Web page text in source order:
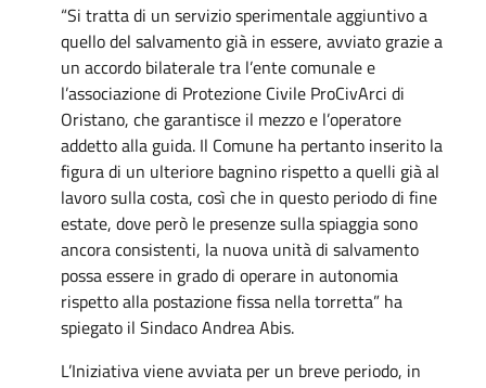
“Si tratta di un servizio sperimentale aggiuntivo a
quello del salvamento già in essere, avviato grazie a
un accordo bilaterale tra l’ente comunale e
l’associazione di Protezione Civile ProCivArci di
Oristano, che garantisce il mezzo e l’operatore
addetto alla guida. Il Comune ha pertanto inserito la
figura di un ulteriore bagnino rispetto a quelli già al
lavoro sulla costa, così che in questo periodo di fine
estate, dove però le presenze sulla spiaggia sono
ancora consistenti, la nuova unità di salvamento
possa essere in grado di operare in autonomia
rispetto alla postazione fissa nella torretta” ha
spiegato il Sindaco Andrea Abis.
L’Iniziativa viene avviata per un breve periodo, in